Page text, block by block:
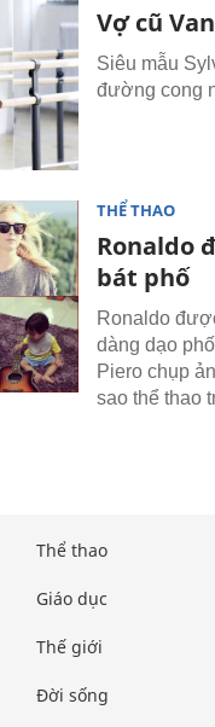
Vợ cũ
Siêu mẫu
đường cong
THỂ THAO
Ronaldo
bát phố
Ronaldo
dàng dạo
Piero chụp
sao thể thao
Thể thao
Giáo dục
Thế giới
Đời sống